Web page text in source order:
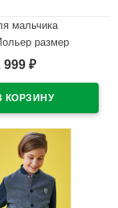
мальчика
размер
цвет синий
999 ₽